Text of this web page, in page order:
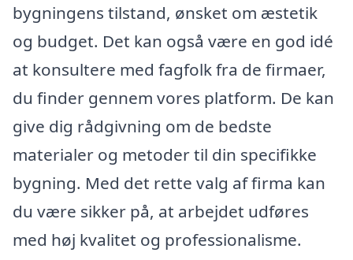
bygningens tilstand, ønsket om æstetik
og budget. Det kan også være en god idé
at konsultere med fagfolk fra de firmaer,
du finder gennem vores platform. De kan
give dig rådgivning om de bedste
materialer og metoder til din specifikke
bygning. Med det rette valg af firma kan
du være sikker på, at arbejdet udføres
med høj kvalitet og professionalisme.